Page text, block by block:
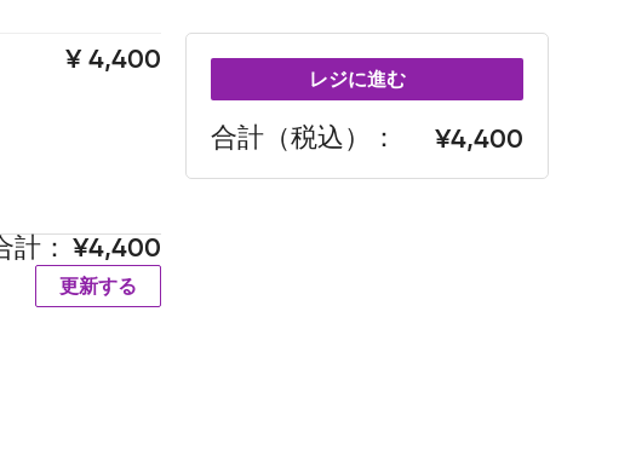
4,400
計 4,400
更新する
レジに進む
合計（税込） 4,400